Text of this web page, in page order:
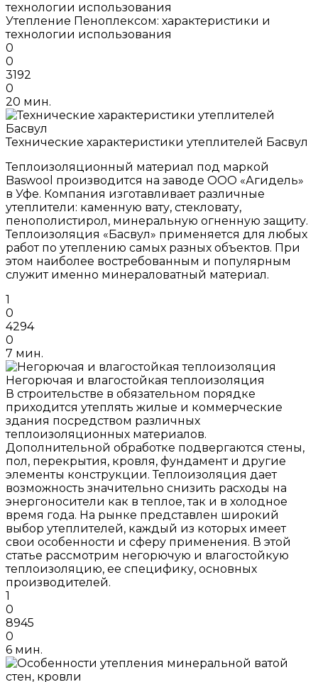
Утепление Пеноплексом: характеристики и
технологии использования
0
0
3192
0
20 мин.
Технические характеристики утеплителей Басвул
Теплоизоляционный материал под маркой
Baswool производится на заводе ООО «Агидель»
в Уфе. Компания изготавливает различные
утеплители: каменную вату, стекловату,
пенополистирол, минеральную огненную защиту.
Теплоизоляция «Басвул» применяется для любых
работ по утеплению самых разных объектов. При
этом наиболее востребованным и популярным
служит именно минераловатный материал.
1
0
4294
0
7 мин.
Негорючая и влагостойкая теплоизоляция
В строительстве в обязательном порядке
приходится утеплять жилые и коммерческие
здания посредством различных
теплоизоляционных материалов.
Дополнительной обработке подвергаются стены,
пол, перекрытия, кровля, фундамент и другие
элементы конструкции. Теплоизоляция дает
возможность значительно снизить расходы на
энергоносители как в теплое, так и в холодное
время года. На рынке представлен широкий
выбор утеплителей, каждый из которых имеет
свои особенности и сферу применения. В этой
статье рассмотрим негорючую и влагостойкую
теплоизоляцию, ее специфику, основных
производителей.
1
0
8945
0
6 мин.